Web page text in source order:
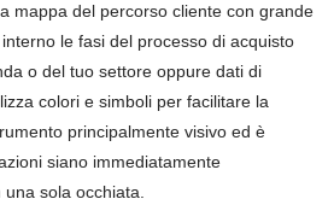
mappa del percorso cliente con grande
le fasi del processo di acquisto
o del tuo settore oppure dati di
colori e simboli per facilitare la
principalmente visivo ed è
siano immediatamente
sola occhiata.